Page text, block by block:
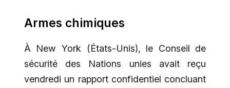
Armes chimiques
À New York (États-Unis), le Conseil de
sécurité des Nations unies avait reçu
vendredi un rapport confidentiel concluant